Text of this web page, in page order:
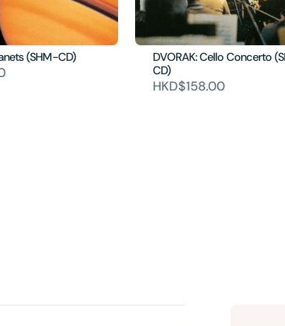
(SHM-CD)
DVORAK: Cello Concerto
CD)
HKD$158.00